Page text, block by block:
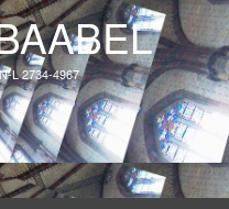
L 2734-4967